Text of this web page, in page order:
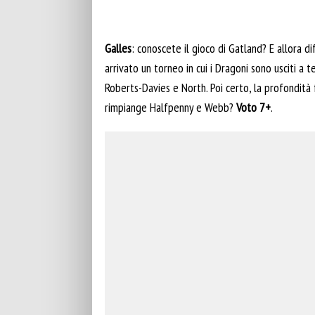
Galles: conoscete il gioco di Gatland? E allora
arrivato un torneo in cui i Dragoni sono usciti
Roberts-Davies e North. Poi certo, la
rimpiange Halfpenny e Webb? Voto 7+.